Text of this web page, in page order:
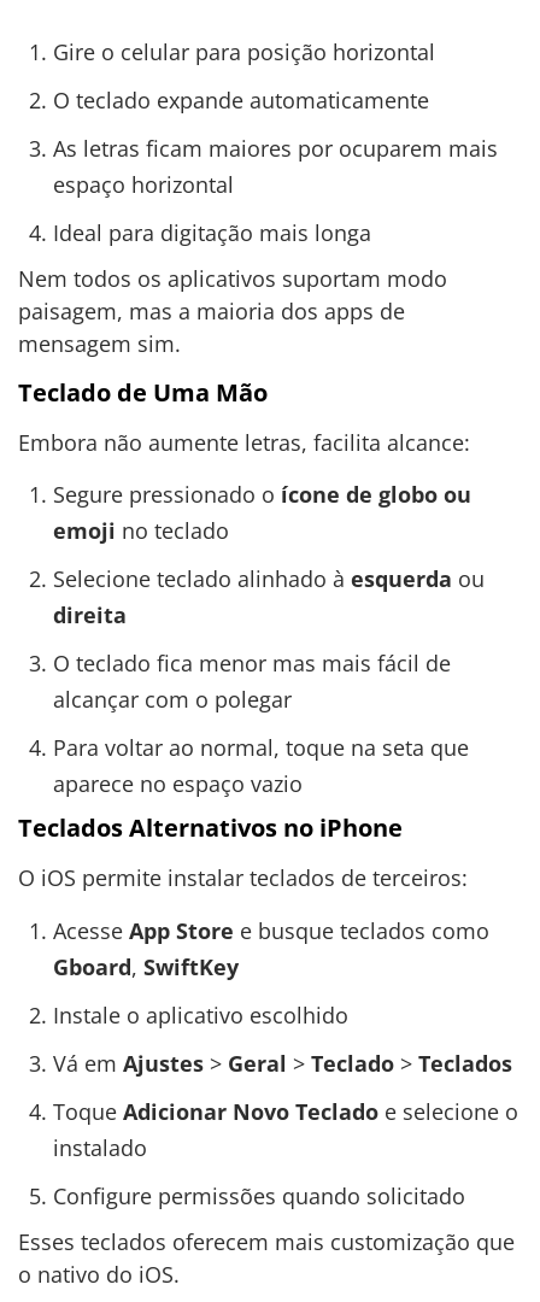
Gire o celular para posição horizontal
O teclado expande automaticamente
As letras ficam maiores por ocuparem mais
espaço horizontal
Ideal para digitação mais longa
Nem todos os aplicativos suportam modo
paisagem, mas a maioria dos apps de
mensagem sim.
Teclado de Uma Mão
Embora não aumente letras, facilita alcance:
Segure pressionado o ícone de globo ou
emoji no teclado
Selecione teclado alinhado à esquerda ou
direita
O teclado fica menor mas mais fácil de
alcançar com o polegar
Para voltar ao normal, toque na seta que
aparece no espaço vazio
Teclados Alternativos no iPhone
O iOS permite instalar teclados de terceiros:
Acesse App Store e busque teclados como
Gboard, SwiftKey
Instale o aplicativo escolhido
Vá em Ajustes> Geral > Teclado> Teclados
Toque Adicionar Novo Tecladoe selecione o
instalado
Configure permissões quando solicitado
Esses teclados oferecem mais customização que
o nativo do iOS.